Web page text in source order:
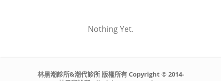
Nothing Yet.
林黑潮診所&潮代診所 版權所有 Copyright © 2014-